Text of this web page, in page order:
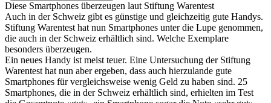
Diese Smartphones überzeugen laut Stiftung Warentest
Auch in der Schweiz gibt es günstige und gleichzeitig gute Handys.
Stiftung Warentest hat nun Smartphones unter die Lupe genommen,
die auch in der Schweiz erhältlich sind. Welche Exemplare
besonders überzeugen.
Ein neues Handy ist meist teuer. Eine Untersuchung der Stiftung
Warentest hat nun aber ergeben, dass auch hierzulande gute
Smartphones für vergleichsweise wenig Geld zu haben sind. 25
Smartphones, die in der Schweiz erhältlich sind, erhielten im Test